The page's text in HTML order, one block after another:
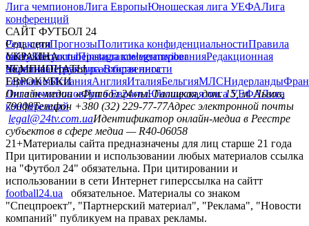
Лига чемпионовЛига ЕвропыЮношеская лига УЕФАЛига
конференций
САЙТ ФУТБОЛ 24
РедакцияПрогнозыПолитика конфиденциальностиПравила
сайтуКонтактыПравила комментированияРедакционная
политикаСтруктура собственности
Соц. сети
facebookxyoutubeinstagramtelegramviber
УКРАИНА
УкраинаПервая лигаВторая лига
ЧЕМПИОНАТЫ
ГерманияИспанияАнглияИталияБельгияМЛСНидерланды
ЕВРОКУБКИ
Лига чемпионовЛига ЕвропыЮношеская лига УЕФАЛига
конференций
Онлайн-медиа «Футбол 24»пл. Галицкая, дом. 15, м. Львов,
79008Телефон +380 (32) 229-77-77Адрес электронной почты
legal@24tv.com.uaИдентификатор онлайн-медиа в Реестре
субъектов в сфере медиа — R40-06058
21+Материалы сайта предназначены для лиц старше 21 года
При цитировании и использовании любых материалов ссылка
на "Футбол 24" обязательна. При цитировании и
использовании в сети Интернет гиперссылка на сайтт
football24.ua
обязательное. Материалы со знаком
"Спецпроект", "Партнерский материал", "Реклама", "Новости
компаний" публикуем на правах рекламы.